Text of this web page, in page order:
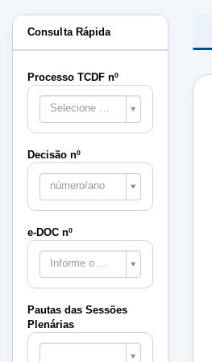
Consulta Rápida
Processo TCDF nº
Selecione o processo
Decisão nº
número/ano
e-DOC nº
Informe o e-DOC
Pautas das Sessões
Plenárias
Pautas